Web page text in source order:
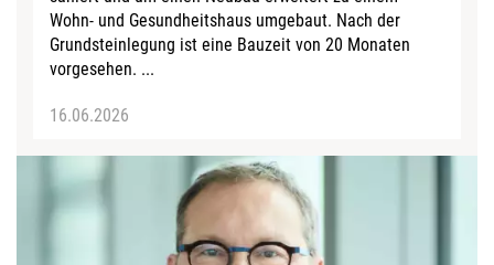
Wohn- und Gesundheitshaus umgebaut. Nach der
Grundsteinlegung ist eine Bauzeit von 20 Monaten
vorgesehen. ...
16.06.2026